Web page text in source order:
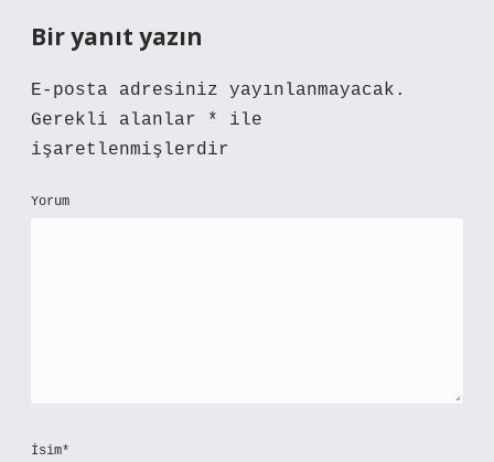
Bir yanıt yazın
E-posta adresiniz yayınlanmayacak.
Gerekli alanlar
*
ile
işaretlenmişlerdir
Yorum
İsim*